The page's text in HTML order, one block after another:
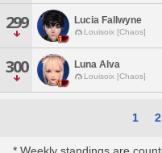
299 Lucia Fallwyne
Louisoix [Chaos]
300 Luna Alva
Louisoix [Chaos]
1 2